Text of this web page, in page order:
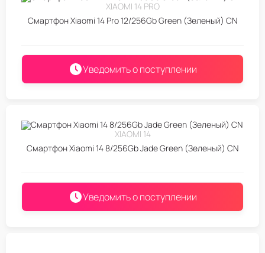
XIAOMI 14 PRO
Смартфон Xiaomi 14 Pro 12/256Gb Green (Зеленый) CN
Уведомить о поступлении
XIAOMI 14
Смартфон Xiaomi 14 8/256Gb Jade Green (Зеленый) CN
Уведомить о поступлении